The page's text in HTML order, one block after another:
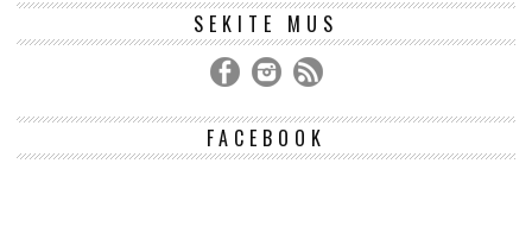
SEKITE MUS
FACEBOOK